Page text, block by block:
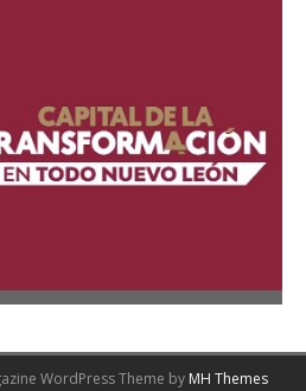
WordPress Theme by MH Themes